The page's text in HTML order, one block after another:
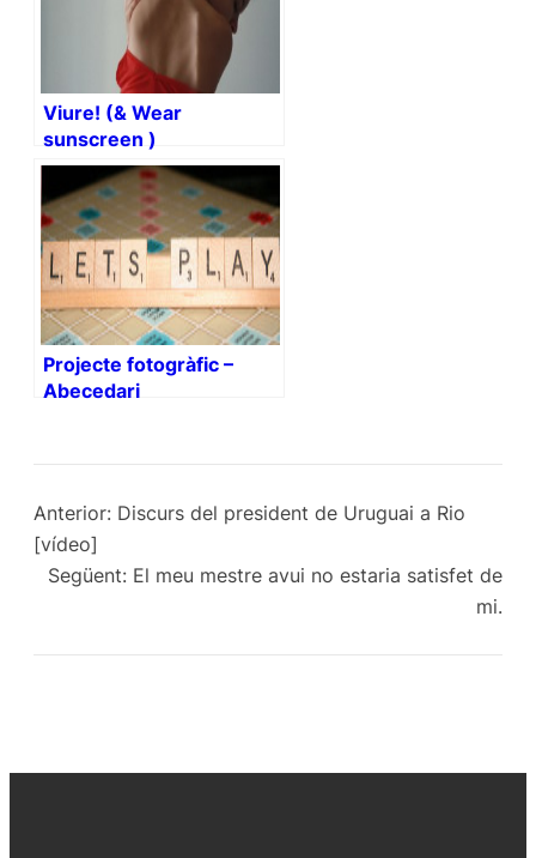
Viure! (& Wear
sunscreen )
Projecte fotogràfic –
Abecedari
Anterior: Discurs del president de Uruguai a Rio
[vídeo]
Següent: El meu mestre avui no estaria satisfet de
mi.